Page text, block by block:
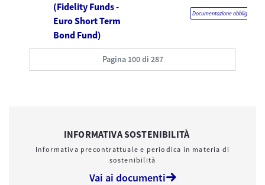
(Fidelity Funds -
Euro Short Term
Bond Fund)
Documentazione obbligatoria
Pagina 100 di 287
INFORMATIVA SOSTENIBILITÀ
Informativa precontrattuale e periodica in materia di
sostenibilità
Vai ai documenti